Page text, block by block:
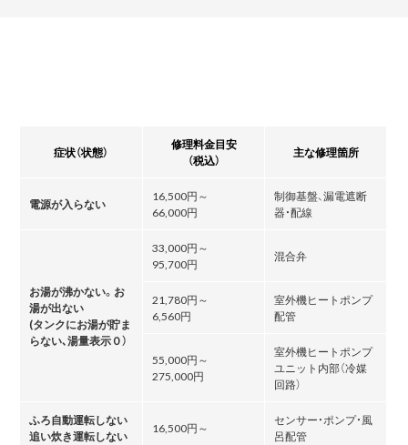
症状（状態）
修理料金目安
（税込）
主な修理箇所
電源が入らない
16,500円～
66,000円
制御基盤、漏電遮断
器・配線
お湯が沸かない。お
湯が出ない
(タンクにお湯が貯ま
らない､湯量表示０）
33,000円～
95,700円
混合弁
21,780円～
6,560円
室外機ヒートポンプ
配管
55,000円～
275,000円
室外機ヒートポンプ
ユニット内部（冷媒
回路）
ふろ自動運転しない
追い炊き運転しない
16,500円～
センサー・ポンプ・風
呂配管